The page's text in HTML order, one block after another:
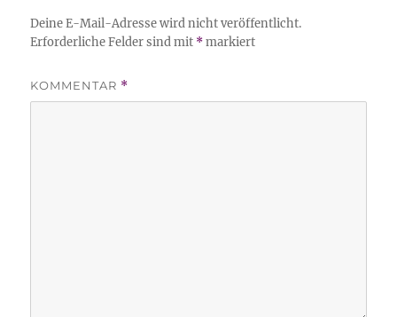
Deine E-Mail-Adresse wird nicht veröffentlicht.
Erforderliche Felder sind mit *markiert
KOMMENTAR *